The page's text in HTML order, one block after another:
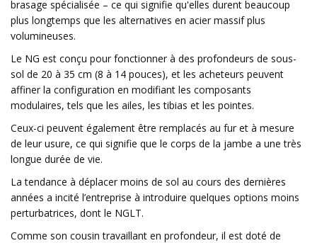
brasage spécialisée – ce qui signifie qu'elles durent beaucoup
plus longtemps que les alternatives en acier massif plus
volumineuses.
Le NG est conçu pour fonctionner à des profondeurs de sous-
sol de 20 à 35 cm (8 à 14 pouces), et les acheteurs peuvent
affiner la configuration en modifiant les composants
modulaires, tels que les ailes, les tibias et les pointes.
Ceux-ci peuvent également être remplacés au fur et à mesure
de leur usure, ce qui signifie que le corps de la jambe a une très
longue durée de vie.
La tendance à déplacer moins de sol au cours des dernières
années a incité l’entreprise à introduire quelques options moins
perturbatrices, dont le NGLT.
Comme son cousin travaillant en profondeur, il est doté de